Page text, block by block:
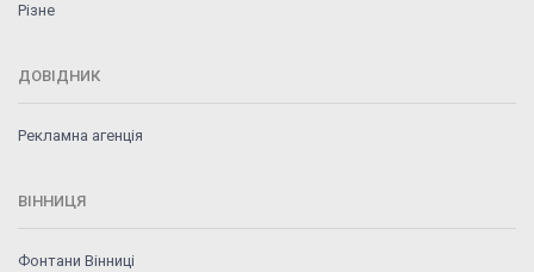
Різне
ДОВІДНИК
Рекламна агенція
ВІННИЦЯ
Фонтани Вінниці